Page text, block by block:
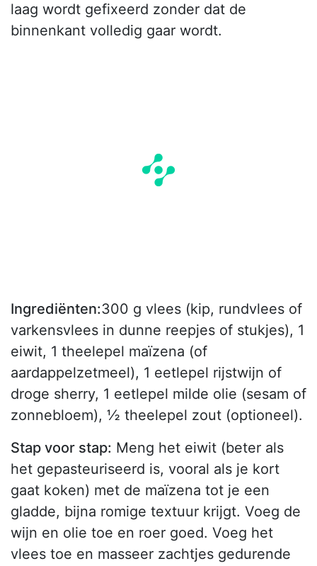
laag wordt gefixeerd zonder dat de
binnenkant volledig gaar wordt.
Ingrediënten:300 g vlees (kip, rundvlees of
varkensvlees in dunne reepjes of stukjes), 1
eiwit, 1 theelepel maïzena (of
aardappelzetmeel), 1 eetlepel rijstwijn of
droge sherry, 1 eetlepel milde olie (sesam of
zonnebloem), ½ theelepel zout (optioneel).
Stap voor stap: Meng het eiwit (beter als
het gepasteuriseerd is, vooral als je kort
gaat koken) met de maïzena tot je een
gladde, bijna romige textuur krijgt. Voeg de
wijn en olie toe en roer goed. Voeg het
vlees toe en masseer zachtjes gedurende